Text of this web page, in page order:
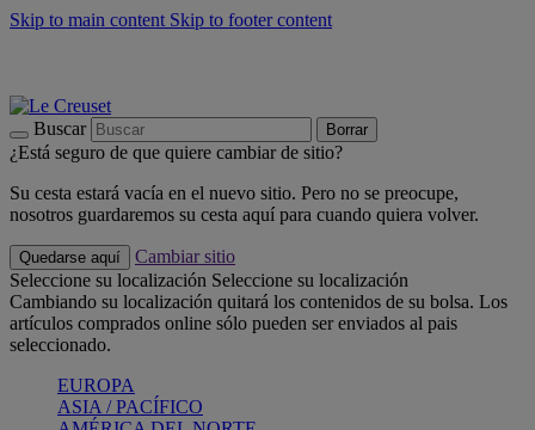
Skip to main content Skip to footer content
Buscar Borrar
¿Está seguro de que quiere cambiar de sitio?
Su cesta estará vacía en el nuevo sitio. Pero no se preocupe,
nosotros guardaremos su cesta aquí para cuando quiera volver.
Quedarse aquí
Cambiar sitio
Seleccione su localización Seleccione su localización
Cambiando su localización quitará los contenidos de su bolsa. Los
artículos comprados online sólo pueden ser enviados al pais
seleccionado.
EUROPA
ASIA / PACÍFICO